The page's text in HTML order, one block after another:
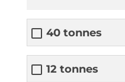
40 tonnes
12 tonnes